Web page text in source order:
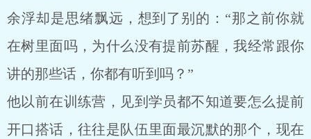
余浮却是思绪飘远，想到了别的：“那之前你就
在树里面吗，为什么没有提前苏醒，我经常跟你
讲的那些话，你都有听到吗？”
他以前在训练营，见到学员都不知道要怎么提前
开口搭话，往往是队伍里面最沉默的那个，现在